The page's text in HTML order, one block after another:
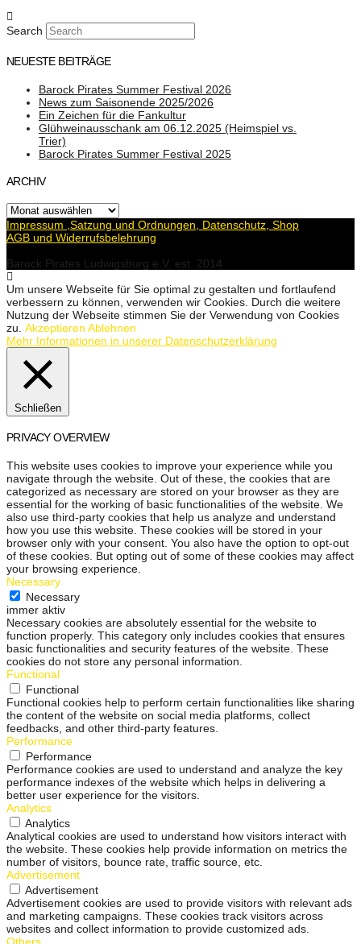
Search
NEUESTE BEITRÄGE
Barock Pirates Summer Festival 2026
News zum Saisonende 2025/2026
Ein Zeichen für die Fankultur
Glühweinausschank am 06.12.2025 (Heimspiel vs.
Trier)
Barock Pirates Summer Festival 2025
ARCHIV
Archiv
Impressum ,Satzung und Ordnungen, Datenschutz, Shop
AGB und Widerrufsbelehrung
Barock Pirates Ludwigsburg e.V. est. 2014
Um unsere Webseite für Sie optimal zu gestalten und fortlaufend
verbessern zu können, verwenden wir Cookies. Durch die weitere
Nutzung der Webseite stimmen Sie der Verwendung von Cookies
zu. Akzeptieren Ablehnen
Mehr Informationen in unserer Datenschutzerklärung
Schließen
PRIVACY OVERVIEW
This website uses cookies to improve your experience while you
navigate through the website. Out of these, the cookies that are
categorized as necessary are stored on your browser as they are
essential for the working of basic functionalities of the website. We
also use third-party cookies that help us analyze and understand
how you use this website. These cookies will be stored in your
browser only with your consent. You also have the option to opt-out
of these cookies. But opting out of some of these cookies may affect
your browsing experience.
Necessary
Necessary
immer aktiv
Necessary cookies are absolutely essential for the website to
function properly. This category only includes cookies that ensures
basic functionalities and security features of the website. These
cookies do not store any personal information.
Functional
Functional
Functional cookies help to perform certain functionalities like sharing
the content of the website on social media platforms, collect
feedbacks, and other third-party features.
Performance
Performance
Performance cookies are used to understand and analyze the key
performance indexes of the website which helps in delivering a
better user experience for the visitors.
Analytics
Analytics
Analytical cookies are used to understand how visitors interact with
the website. These cookies help provide information on metrics the
number of visitors, bounce rate, traffic source, etc.
Advertisement
Advertisement
Advertisement cookies are used to provide visitors with relevant ads
and marketing campaigns. These cookies track visitors across
websites and collect information to provide customized ads.